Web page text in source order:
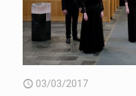
03/03/2017